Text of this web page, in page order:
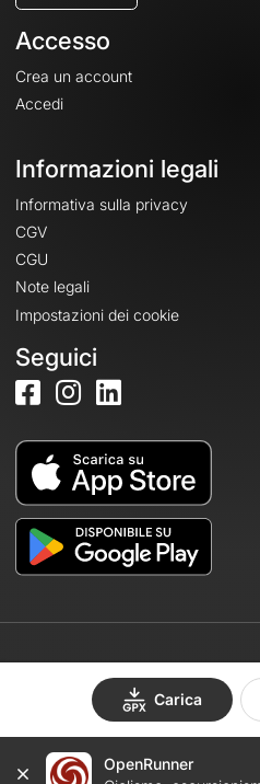
Carica
Accesso
Crea un account
Accedi
Informazioni legali
Informativa sulla privacy
CGV
CGU
Note legali
Impostazioni dei cookie
Seguici
Crea un
OpenRunner